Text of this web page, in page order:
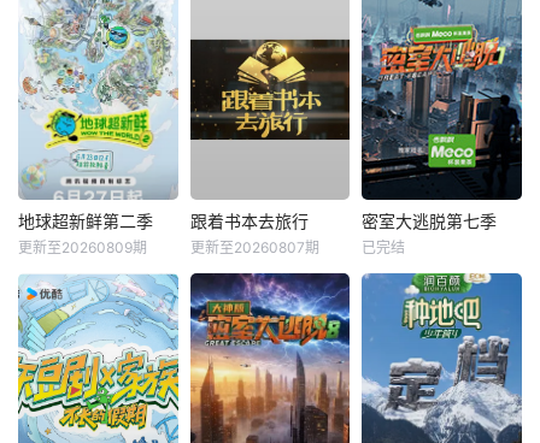
地球超新鲜第二季
更新至20260809期
跟着书本去旅行
更新至20260807期
密室大逃脱第七季
已完结